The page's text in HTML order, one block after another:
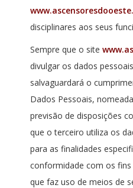
disciplinares aos seus
Sempre que o site
divulgar os dados
salvaguardará o
Dados Pessoais,
previsão de disposições
que o terceiro utiliza os
para as finalidades
conformidade com os
que faz uso de meios de